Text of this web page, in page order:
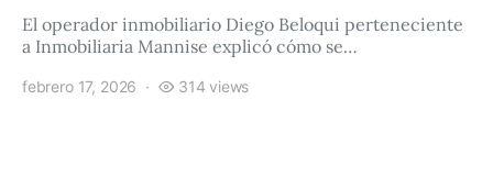
El operador inmobiliario Diego Beloqui perteneciente
a Inmobiliaria Mannise explicó cómo se…
febrero 17, 2026 314 views